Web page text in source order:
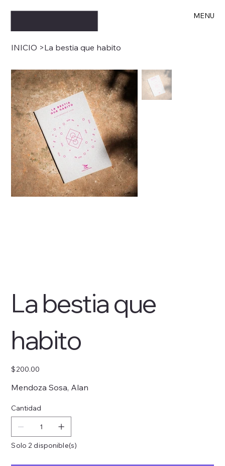
MENU
INICIO >La bestia que habito
La bestia que
habito
Precio
$200.00
Mendoza Sosa, Alan
Cantidad
Solo 2 disponible(s)